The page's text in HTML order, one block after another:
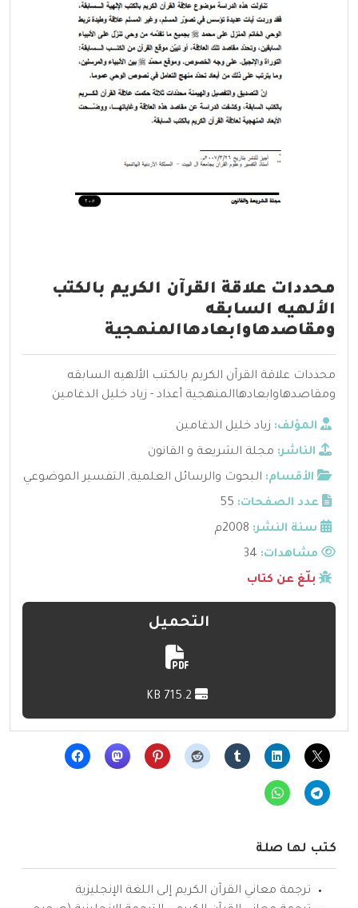
محددات علاقة القرآن الكريم بالكتب
الألهيه السابقه
ومقاصدهاوابعادهاالمنهجية
محددات علاقة القرآن الكريم بالكتب الألهيه السابقه
ومقاصدهاوابعادهاالمنهجية أعداد - زياد خليل الدغامين
المؤلف: زياد خليل الدغامين
الناشر: مجلة الشريعة و القانون
الأقسام: البحوث والرسائل العلمية, التفسير الموضوعي
عدد الصفحات: 55
سنة النشر: 2008م
مشاهدات:
بلّغ عن كتاب
التحميل
كتب لها صلة
ترجمة معاني القرآن الكريم إلى اللغة الإنجليزية